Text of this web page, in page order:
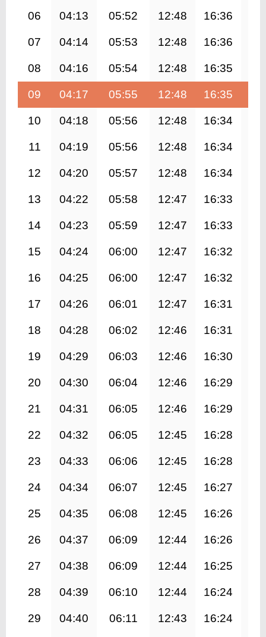
06 04:13 05:52 12:48 16:36
07 04:14 05:53 12:48 16:36
08 04:16 05:54 12:48 16:35
09 04:17 05:55 12:48 16:35
10 04:18 05:56 12:48 16:34
11 04:19 05:56 12:48 16:34
12 04:20 05:57 12:48 16:34
13 04:22 05:58 12:47 16:33
14 04:23 05:59 12:47 16:33
15 04:24 06:00 12:47 16:32
16 04:25 06:00 12:47 16:32
17 04:26 06:01 12:47 16:31
18 04:28 06:02 12:46 16:31
19 04:29 06:03 12:46 16:30
20 04:30 06:04 12:46 16:29
21 04:31 06:05 12:46 16:29
22 04:32 06:05 12:45 16:28
23 04:33 06:06 12:45 16:28
24 04:34 06:07 12:45 16:27
25 04:35 06:08 12:45 16:26
26 04:37 06:09 12:44 16:26
27 04:38 06:09 12:44 16:25
28 04:39 06:10 12:44 16:24
29 04:40 06:11 12:43 16:24